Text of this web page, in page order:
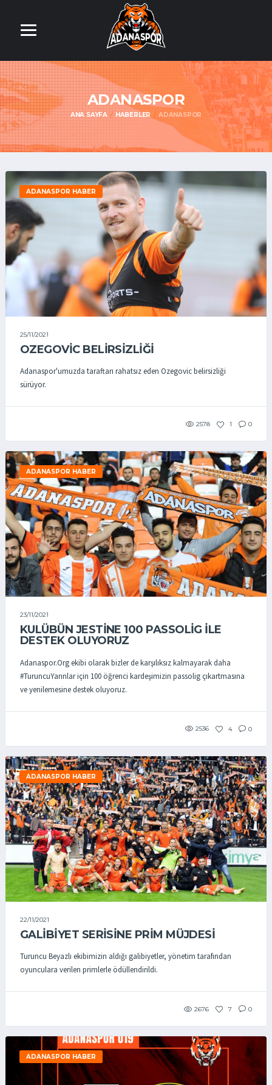
ADANASPOR
ANA SAYFA HABERLER ADANASPOR
ADANASPOR HABER
25/11/2021
OZEGOVİC BELİRSİZLİĞİ
Adanaspor'umuzda taraftarı rahatsız eden Ozegovic belirsizliği
sürüyor.
2578 1 0
ADANASPOR HABER
23/11/2021
KULÜBÜN JESTİNE 100 PASSOLİG İLE
DESTEK OLUYORUZ
Adanaspor.Org ekibi olarak bizler de karşılıksız kalmayarak daha
#TuruncuYarınlar için 100 öğrenci kardeşimizin passolig çıkartmasına
ve yenilemesine destek oluyoruz.
2536 4 0
ADANASPOR HABER
22/11/2021
GALİBİYET SERİSİNE PRİM MÜJDESİ
Turuncu Beyazlı ekibimizin aldığı galibiyetler, yönetim tarafından
oyunculara verilen primlerle ödüllendirildi.
2676 7 0
ADANASPOR HABER